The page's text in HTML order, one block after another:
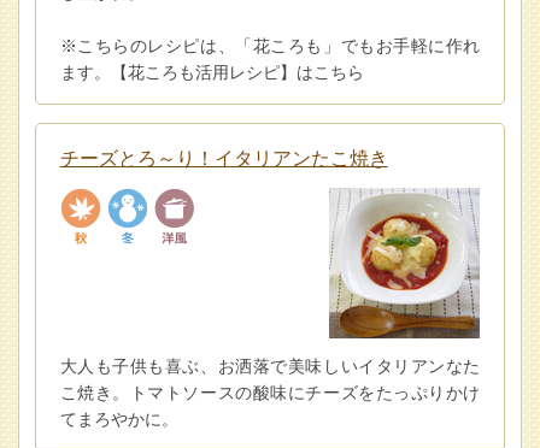
※こちらのレシピは、「花ころも」でもお手軽に作れ
ます。【花ころも活用レシピ】はこちら
チーズとろ～り！イタリアンたこ焼き
大人も子供も喜ぶ、お洒落で美味しいイタリアンなた
こ焼き。トマトソースの酸味にチーズをたっぷりかけ
てまろやかに。